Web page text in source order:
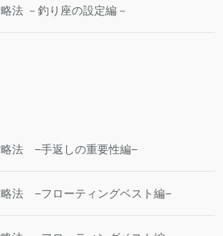
法 －釣り座の設定編－
略法 −手返しの重要性編−
略法 −フローティングベスト編−